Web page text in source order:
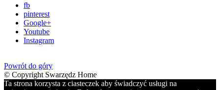
fb
pinterest
Google+
Youtube
Instagram
Powrót do góry
© Copyright Swarzędz Home
Ta strona korzysta z ciasteczek aby świadczyć usługi na